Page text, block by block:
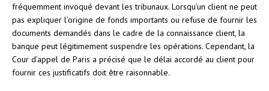
fréquemment invoqué devant les tribunaux. Lorsqu’un client ne peut
pas expliquer l’origine de fonds importants ou refuse de fournir les
documents demandés dans le cadre de la connaissance client, la
banque peut légitimement suspendre les opérations. Cependant, la
Cour d’appel de Paris a précisé que le délai accordé au client pour
fournir ces justificatifs doit être raisonnable.